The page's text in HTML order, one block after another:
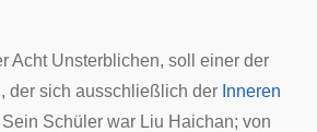
Acht Unsterblichen, soll einer der
der sich ausschließlich der Inneren
Schüler war Liu Haichan; von